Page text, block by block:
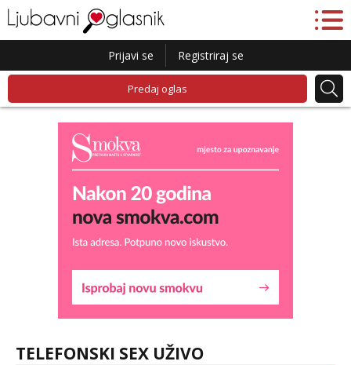
Prijavi se Registriraj se
Predaj oglas
TELEFONSKI SEX UŽIVO
Liliana
Razgovaram :)
tel:0,93€ - mob:1,12€ min